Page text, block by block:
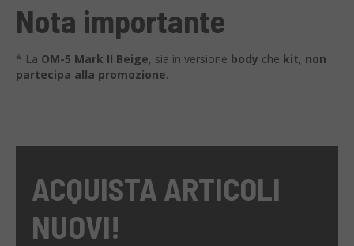
Nota importante
* La OM-5 Mark II Beige, sia in versione body che kit, non
partecipa alla promozione.
ACQUISTA ARTICOLI
NUOVI!